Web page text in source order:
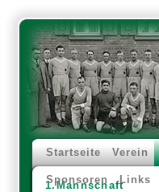
Startseite Verein
Sponsoren Links
1.Mannschaft